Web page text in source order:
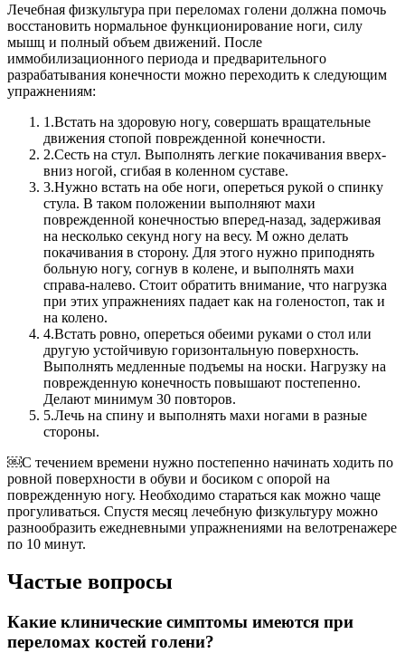
Лечебная физкультура при переломах голени должна помочь
восстановить нормальное функционирование ноги, силу
мышц и полный объем движений. После
иммобилизационного периода и предварительного
разрабатывания конечности можно переходить к следующим
упражнениям:
1.Встать на здоровую ногу, совершать вращательные
движения стопой поврежденной конечности.
2.Сесть на стул. Выполнять легкие покачивания вверх-
вниз ногой, сгибая в коленном суставе.
3.Нужно встать на обе ноги, опереться рукой о спинку
стула. В таком положении выполняют махи
поврежденной конечностью вперед-назад, задерживая
на несколько секунд ногу на весу. М ожно делать
покачивания в сторону. Для этого нужно приподнять
больную ногу, согнув в колене, и выполнять махи
справа-налево. Стоит обратить внимание, что нагрузка
при этих упражнениях падает как на голеностоп, так и
на колено.
4.Встать ровно, опереться обеими руками о стол или
другую устойчивую горизонтальную поверхность.
Выполнять медленные подъемы на носки. Нагрузку на
поврежденную конечность повышают постепенно.
Делают минимум 30 повторов.
5.Лечь на спину и выполнять махи ногами в разные
стороны.
￼С течением времени нужно постепенно начинать ходить по
ровной поверхности в обуви и босиком с опорой на
поврежденную ногу. Необходимо стараться как можно чаще
прогуливаться. Спустя месяц лечебную физкультуру можно
разнообразить ежедневными упражнениями на велотренажере
по 10 минут.
Частые вопросы
Какие клинические симптомы имеются при
переломах костей голени?